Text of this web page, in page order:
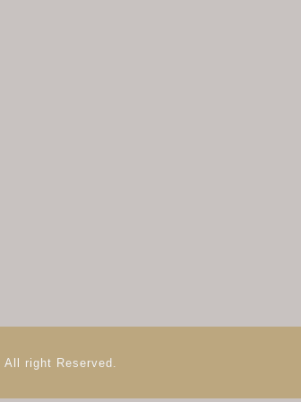
All right Reserved.